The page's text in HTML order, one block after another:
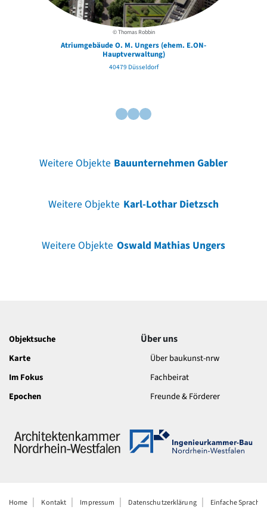
© Thomas Robbin
Atriumgebäude O. M. Ungers (ehem. E.ON-
Hauptverwaltung)
40479 Düsseldorf
Weitere Objekte Bauunternehmen Gabler
Weitere Objekte Karl-Lothar Dietzsch
Weitere Objekte Oswald Mathias Ungers
Objektsuche
Karte
Im Fokus
Epochen
Über uns
Über baukunst-nrw
Fachbeirat
Freunde & Förderer
Home Kontakt Impressum Datenschutzerklärung Einfache Sprache